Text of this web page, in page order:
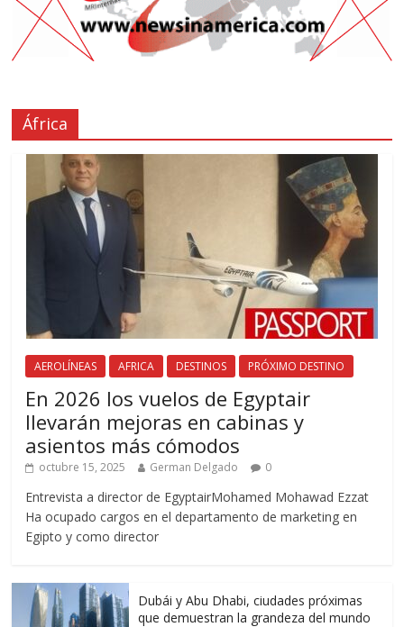
África
AEROLÍNEAS AFRICA DESTINOS PRÓXIMO DESTINO
En 2026 los vuelos de Egyptair
llevarán mejoras en cabinas y
asientos más cómodos
octubre 15, 2025 German Delgado 0
Entrevista a director de EgyptairMohamed Mohawad Ezzat
Ha ocupado cargos en el departamento de marketing en
Egipto y como director
Dubái y Abu Dhabi, ciudades próximas
que demuestran la grandeza del mundo